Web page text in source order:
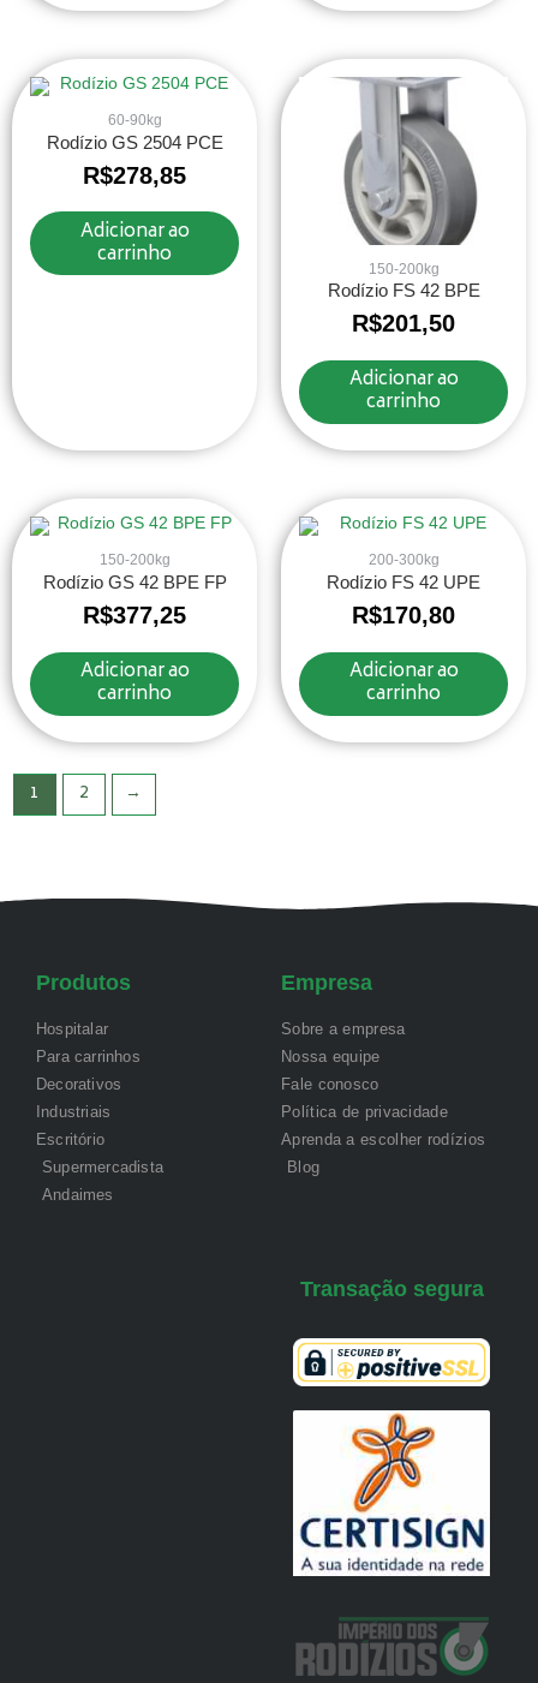
60-90kg
Rodízio GS 2504 PCE
R$278,85
Adicionar ao
carrinho 150-200kg
Rodízio FS 42 BPE
R$201,50
Adicionar ao
carrinho
150-200kg
Rodízio GS 42 BPE FP
R$377,25
Adicionar ao
carrinho
200-300kg
Rodízio FS 42 UPE
R$170,80
Adicionar ao
carrinho
1 2 →
Produtos
Hospitalar
Para carrinhos
Decorativos
Industriais
Escritório
Supermercadista
Andaimes
Empresa
Sobre a empresa
Nossa equipe
Fale conosco
Política de privacidade
Aprenda a escolher rodízios
Blog
Transação segura